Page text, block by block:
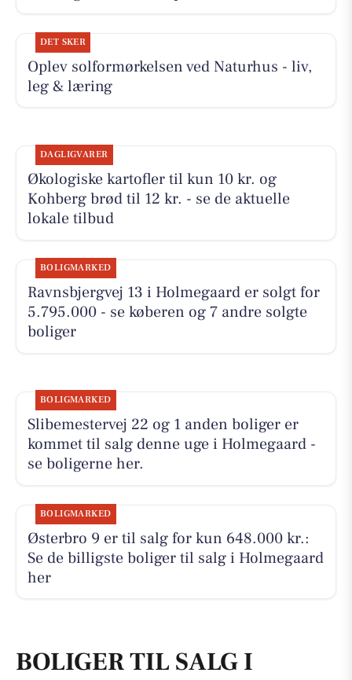
DET SKER
Oplev solformørkelsen ved Naturhus - liv,
leg & læring
DAGLIGVARER
Økologiske kartofler til kun 10 kr. og
Kohberg brød til 12 kr. - se de aktuelle
lokale tilbud
BOLIGMARKED
Ravnsbjergvej 13 i Holmegaard er solgt for
5.795.000 - se køberen og 7 andre solgte
boliger
BOLIGMARKED
Slibemestervej 22 og 1 anden boliger er
kommet til salg denne uge i Holmegaard -
se boligerne her.
BOLIGMARKED
Østerbro 9 er til salg for kun 648.000 kr.:
Se de billigste boliger til salg i Holmegaard
her
BOLIGER TIL SALG I